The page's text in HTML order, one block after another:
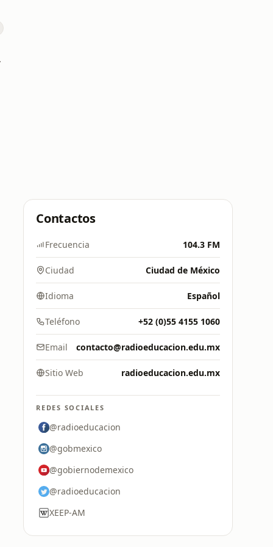
Contactos
Frecuencia 104.3 FM
Ciudad Ciudad de México
Idioma Español
Teléfono +52 (0)55 4155 1060
Email contacto@radioeducacion.edu.mx
Sitio Web radioeducacion.edu.mx
REDES SOCIALES
@radioeducacion
@gobmexico
@gobiernodemexico
@radioeducacion
XEEP-AM